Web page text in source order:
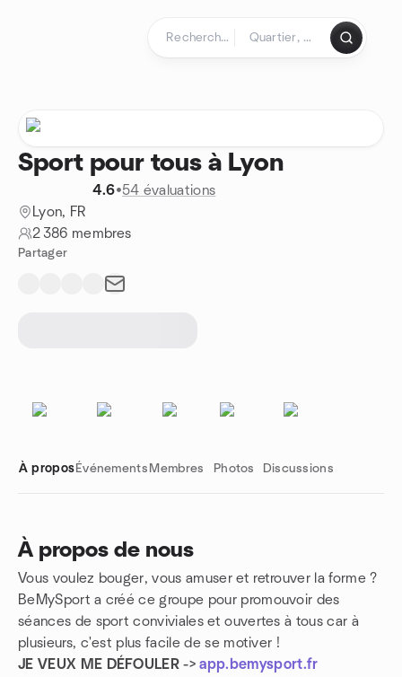
Sport pour tous à Lyon
4.6•54 évaluations
Lyon, FR
2 386 membres
Partager
À propos Événements Membres Photos Discussions
À propos de nous
Vous voulez bouger, vous amuser et retrouver la forme ?
BeMySport a créé ce groupe pour promouvoir des
séances de sport conviviales et ouvertes à tous car à
plusieurs, c'est plus facile de se motiver !
JE VEUX ME DÉFOULER ->app.bemysport.fr
Liens de groupe